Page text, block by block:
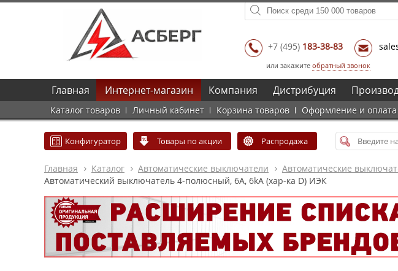
+7 (495) 183-38-83
или закажите обратный звонок
Главная Интернет-магазин
Каталог товаров Личный кабинет Корзина товаров Оформление и оплата
Компания Дистрибуция
Конфигуратор Товары по акции Распродажа
Главная Каталог Автоматические выключатели Автоматические
Автоматический выключатель 4-полюсный, 6А, 6kA (хар-ка D) ИЭК